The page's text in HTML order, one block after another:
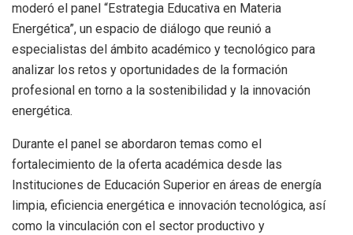
moderó el panel “Estrategia Educativa en Materia
Energética”, un espacio de diálogo que reunió a
especialistas del ámbito académico y tecnológico para
analizar los retos y oportunidades de la formación
profesional en torno a la sostenibilidad y la innovación
energética.
Durante el panel se abordaron temas como el
fortalecimiento de la oferta académica desde las
Instituciones de Educación Superior en áreas de energía
limpia, eficiencia energética e innovación tecnológica, así
como la vinculación con el sector productivo y